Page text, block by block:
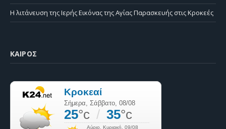
Η λιτάνευση της Ιερής Εικόνας της Αγίας Παρασκευής στις Κροκεές
ΚΑΙΡΌΣ